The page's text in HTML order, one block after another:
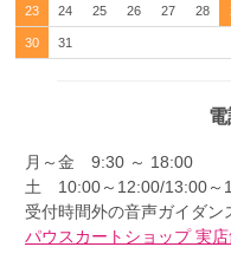
23 24 25 26 27 28
30 31
月～金 9:30 ～ 18:00
土 10:00～12:00/13:00～
受付時間外の音声ガイダン
パウスカートショップ 実